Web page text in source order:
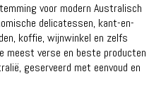
voor modern Australisch
delicatessen, kant-en-
koffie, wijnwinkel en zelfs
meest verse en beste producten
geserveerd met eenvoud en